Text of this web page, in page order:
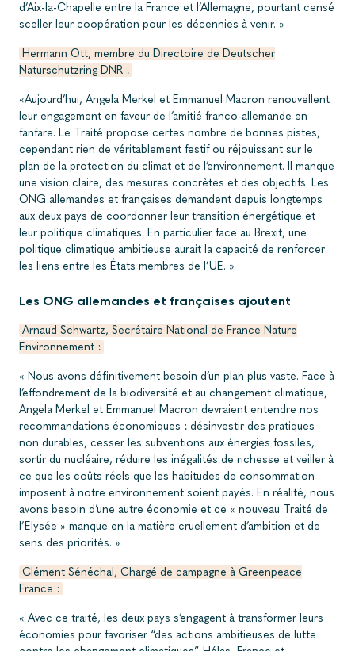
d’Aix-la-Chapelle entre la France et l’Allemagne, pourtant censé
sceller leur coopération pour les décennies à venir. »
Hermann Ott, membre du Directoire de Deutscher
Naturschutzring DNR :
«Aujourd’hui, Angela Merkel et Emmanuel Macron renouvellent
leur engagement en faveur de l’amitié franco-allemande en
fanfare. Le Traité propose certes nombre de bonnes pistes,
cependant rien de véritablement festif ou réjouissant sur le
plan de la protection du climat et de l’environnement. Il manque
une vision claire, des mesures concrètes et des objectifs. Les
ONG allemandes et françaises demandent depuis longtemps
aux deux pays de coordonner leur transition énergétique et
leur politique climatiques. En particulier face au Brexit, une
politique climatique ambitieuse aurait la capacité de renforcer
les liens entre les États membres de l’UE. »
Les ONG allemandes et françaises ajoutent
Arnaud Schwartz, Secrétaire National de France Nature
Environnement :
« Nous avons définitivement besoin d’un plan plus vaste. Face à
l’effondrement de la biodiversité et au changement climatique,
Angela Merkel et Emmanuel Macron devraient entendre nos
recommandations économiques : désinvestir des pratiques
non durables, cesser les subventions aux énergies fossiles,
sortir du nucléaire, réduire les inégalités de richesse et veiller à
ce que les coûts réels que les habitudes de consommation
imposent à notre environnement soient payés. En réalité, nous
avons besoin d’une autre économie et ce « nouveau Traité de
l’Elysée » manque en la matière cruellement d’ambition et de
sens des priorités. »
Clément Sénéchal, Chargé de campagne à Greenpeace
France :
« Avec ce traité, les deux pays s’engagent à transformer leurs
économies pour favoriser “des actions ambitieuses de lutte